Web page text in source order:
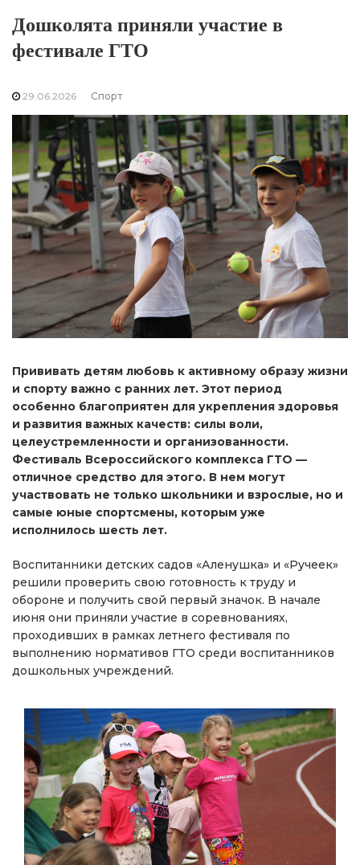
Дошколята приняли участие в
фестивале ГТО
29.06.2026 Спорт
Прививать детям любовь к активному образу жизни
и спорту важно с ранних лет. Этот период
особенно благоприятен для укрепления здоровья
и развития важных качеств: силы воли,
целеустремленности и организованности.
Фестиваль Всероссийского комплекса ГТО —
отличное средство для этого. В нем могут
участвовать не только школьники и взрослые, но и
самые юные спортсмены, которым уже
исполнилось шесть лет.
Воспитанники детских садов «Аленушка» и «Ручеек»
решили проверить свою готовность к труду и
обороне и получить свой первый значок. В начале
июня они приняли участие в соревнованиях,
проходивших в рамках летнего фестиваля по
выполнению нормативов ГТО среди воспитанников
дошкольных учреждений.